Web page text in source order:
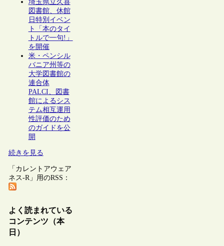
埼玉県立久喜
図書館、休館
日特別イベン
ト「本のタイ
トルで一句!」
を開催
米・ペンシル
バニア州等の
大学図書館の
連合体
PALCI、図書
館によるシス
テム相互運用
性評価のため
のガイドを公
開
続きを見る
「カレントアウェア
ネス-R」用のRSS：
よく読まれている
コンテンツ（本
日）